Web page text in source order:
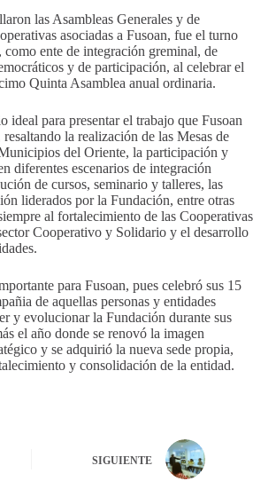
las Asambleas Generales y de
asociadas a Fusoan, fue el turno
como ente de integración greminal, de
y de participación, al celebrar el
Quinta Asamblea anual ordinaria.
ideal para presentar el trabajo que Fusoan
la realización de las Mesas de
del Oriente, la participación y
diferentes escenarios de integración
de cursos, seminario y talleres, las
liderados por la Fundación, entre otras
al fortalecimiento de las Cooperativas
Cooperativo y Solidario y el desarrollo
para Fusoan, pues celebró sus 15
de aquellas personas y entidades
y evolucionar la Fundación durante sus
el año donde se renovó la imagen
y se adquirió la nueva sede propia,
y consolidación de la entidad.
SIGUIENTE